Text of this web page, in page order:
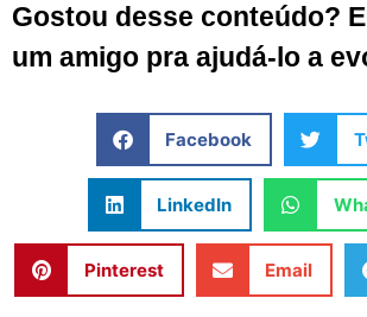
Gostou desse conteúdo?
um amigo pra ajudá-lo a
Facebook
LinkedIn
Pinterest Email